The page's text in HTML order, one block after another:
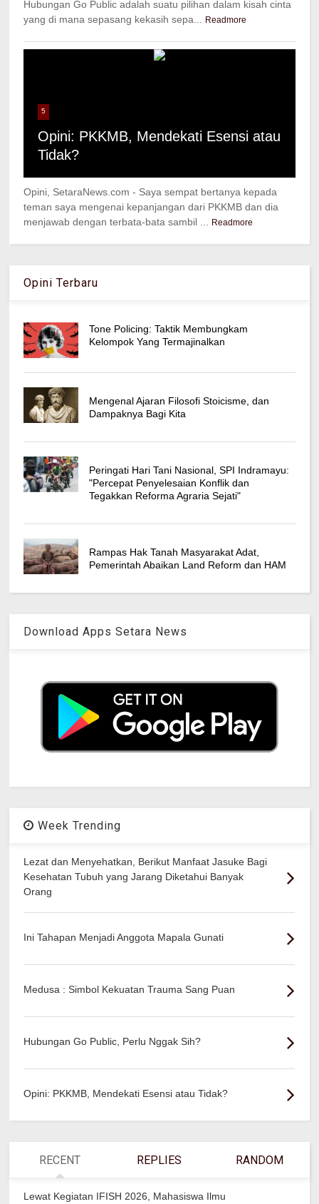
Hubungan Go Public adalah suatu pilihan dalam kisah cinta
yang di mana sepasang kekasih sepa...
Readmore
5
Opini: PKKMB, Mendekati Esensi atau
Tidak?
Opini, SetaraNews.com - Saya sempat bertanya kepada
teman saya mengenai kepanjangan dari PKKMB dan dia
menjawab dengan terbata-bata sambil ...
Readmore
Opini Terbaru
Tone Policing: Taktik Membungkam
Kelompok Yang Termajinalkan
Mengenal Ajaran Filosofi Stoicisme, dan
Dampaknya Bagi Kita
Peringati Hari Tani Nasional, SPI Indramayu:
"Percepat Penyelesaian Konflik dan
Tegakkan Reforma Agraria Sejati"
Rampas Hak Tanah Masyarakat Adat,
Pemerintah Abaikan Land Reform dan HAM
Download Apps Setara News
Week Trending
Lezat dan Menyehatkan, Berikut Manfaat Jasuke Bagi
Kesehatan Tubuh yang Jarang Diketahui Banyak
Orang
Ini Tahapan Menjadi Anggota Mapala Gunati
Medusa : Simbol Kekuatan Trauma Sang Puan
Hubungan Go Public, Perlu Nggak Sih?
Opini: PKKMB, Mendekati Esensi atau Tidak?
RECENT REPLIES RANDOM
Lewat Kegiatan IFISH 2026, Mahasiswa Ilmu